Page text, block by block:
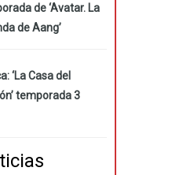
de ‘Avatar. La
de Aang’
‘La Casa del
temporada 3